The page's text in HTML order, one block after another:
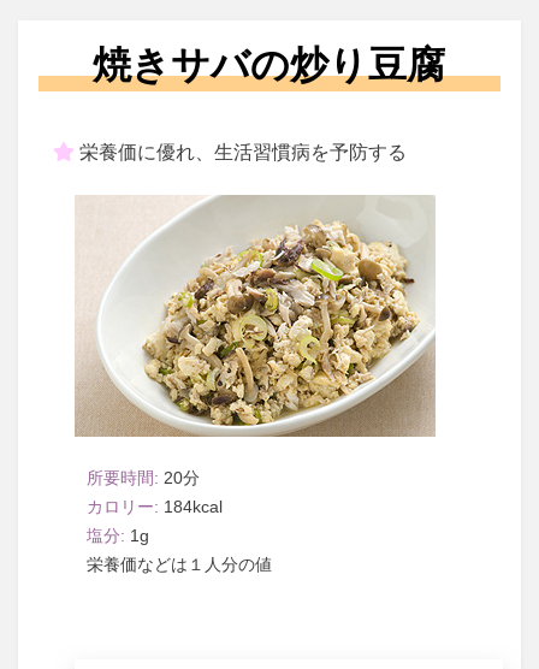
焼きサバの炒り豆腐
栄養価に優れ、生活習慣病を予防する
20
184
1
１人分